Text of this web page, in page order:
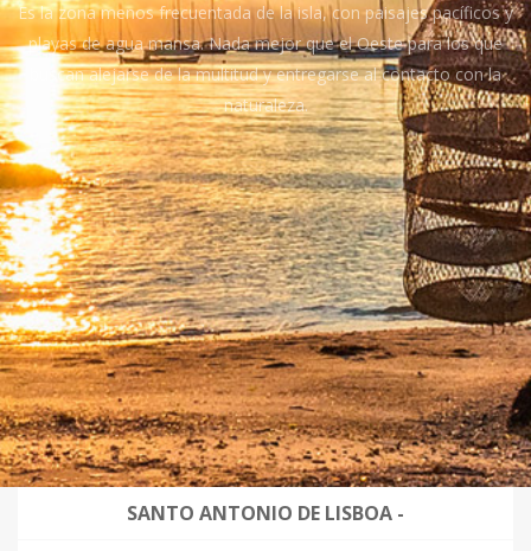
Es la zona menos frecuentada de la isla, con paisajes pacíficos y
playas de agua mansa. Nada mejor que el Oeste para los que
buscan alejarse de la multitud y entregarse al contacto con la
naturaleza.
SANTO ANTONIO DE LISBOA -